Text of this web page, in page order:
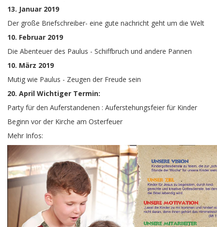
13. Januar 2019
Der große Briefschreiber- eine gute nachricht geht um die Welt
10. Februar 2019
Die Abenteuer des Paulus - Schiffbruch und andere Pannen
10. März 2019
Mutig wie Paulus - Zeugen der Freude sein
20. April Wichtiger Termin:
Party für den Auferstandenen : Auferstehungsfeier für Kinder
Beginn vor der Kirche am Osterfeuer
Mehr Infos: